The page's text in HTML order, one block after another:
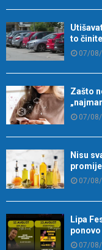
to činite
07/
Zašto
07/
Nisu
07/
Lipa
07/